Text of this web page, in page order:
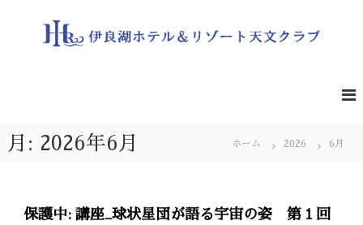
テ
ゾ
い
を
月: 2026年6月 ホーム 2026 6月
保護中: 講座_球状星団が語る宇宙の姿 第１回